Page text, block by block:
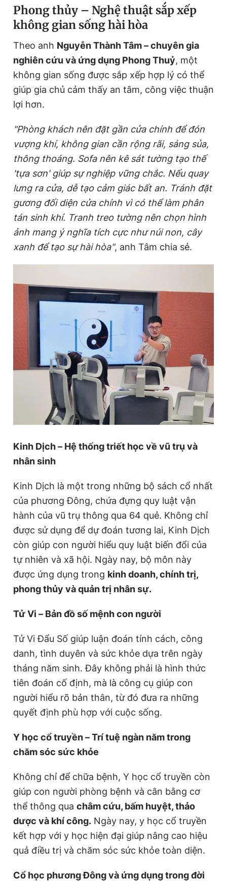
Đọc Thanh Niên trên điện thoại
Theo dõi báo trên
0906 645 777
RSS
Tổng biên tập: Nguyễn Ngọc Toàn
Phó tổng biên tập thường trực: Hải Thành
Phó tổng biên tập: Lâm Hiếu Dũng
Phó tổng biên tập: Trần Việt Hưng
Tổng thư ký tòa soạn: Đức Trung
Giấy phép xuất bản số 110/GP - BTTTT cấp ngày 24.3.2020
© 2003-2026 Bản quyền thuộc về Báo Thanh Niên. Cấm sao
chép dưới mọi hình thức nếu không có sự chấp thuận bằng văn
bản. Phát triển bởi ePi Technologies, JSC.
Phong thủy – Nghệ thuật sắp xếp
không gian sống hài hòa
Theo anh Nguyễn Thành Tâm – chuyên gia
nghiên cứu và ứng dụng Phong Thuỷ, một
không gian sống được sắp xếp hợp lý có thể
giúp gia chủ cảm thấy an tâm, công việc thuận
lợi hơn.
"Phòng khách nên đặt gần cửa chính để đón
vượng khí, không gian cần rộng rãi, sáng sủa,
thông thoáng. Sofa nên kê sát tường tạo thế
'tựa sơn' giúp sự nghiệp vững chắc. Nếu quay
lưng ra cửa, dễ tạo cảm giác bất an. Tránh đặt
gương đối diện cửa chính vì có thể làm phân
tán sinh khí. Tranh treo tường nên chọn hình
ảnh mang ý nghĩa tích cực như núi non, cây
xanh để tạo sự hài hòa", anh Tâm chia sẻ.
Kinh Dịch – Hệ thống triết học về vũ trụ và
nhân sinh
Kinh Dịch là một trong những bộ sách cổ nhất
của phương Đông, chứa đựng quy luật vận
hành của vũ trụ thông qua 64 quẻ. Không chỉ
được sử dụng để dự đoán tương lai, Kinh Dịch
còn giúp con người hiểu quy luật biến đổi của
tự nhiên và xã hội. Ngày nay, bộ môn này
được ứng dụng trong kinh doanh, chính trị,
phong thủy và quản trị nhân sự.
Tử Vi – Bản đồ số mệnh con người
Tử Vi Đẩu Số giúp luận đoán tính cách, công
danh, tình duyên và sức khỏe dựa trên ngày
tháng năm sinh. Đây không phải là hình thức
tiên đoán cố định, mà là công cụ giúp con
người hiểu rõ bản thân, từ đó đưa ra những
quyết định phù hợp với cuộc sống.
Y học cổ truyền – Trí tuệ ngàn năm trong
chăm sóc sức khỏe
Không chỉ để chữa bệnh, Y học cổ truyền còn
giúp con người phòng bệnh và cân bằng cơ
thể thông qua châm cứu, bấm huyệt, thảo
dược và khí công. Ngày nay, y học cổ truyền
kết hợp với y học hiện đại giúp nâng cao hiệu
quả điều trị và chăm sóc sức khỏe toàn diện.
Cổ học phương Đông và ứng dụng trong đời